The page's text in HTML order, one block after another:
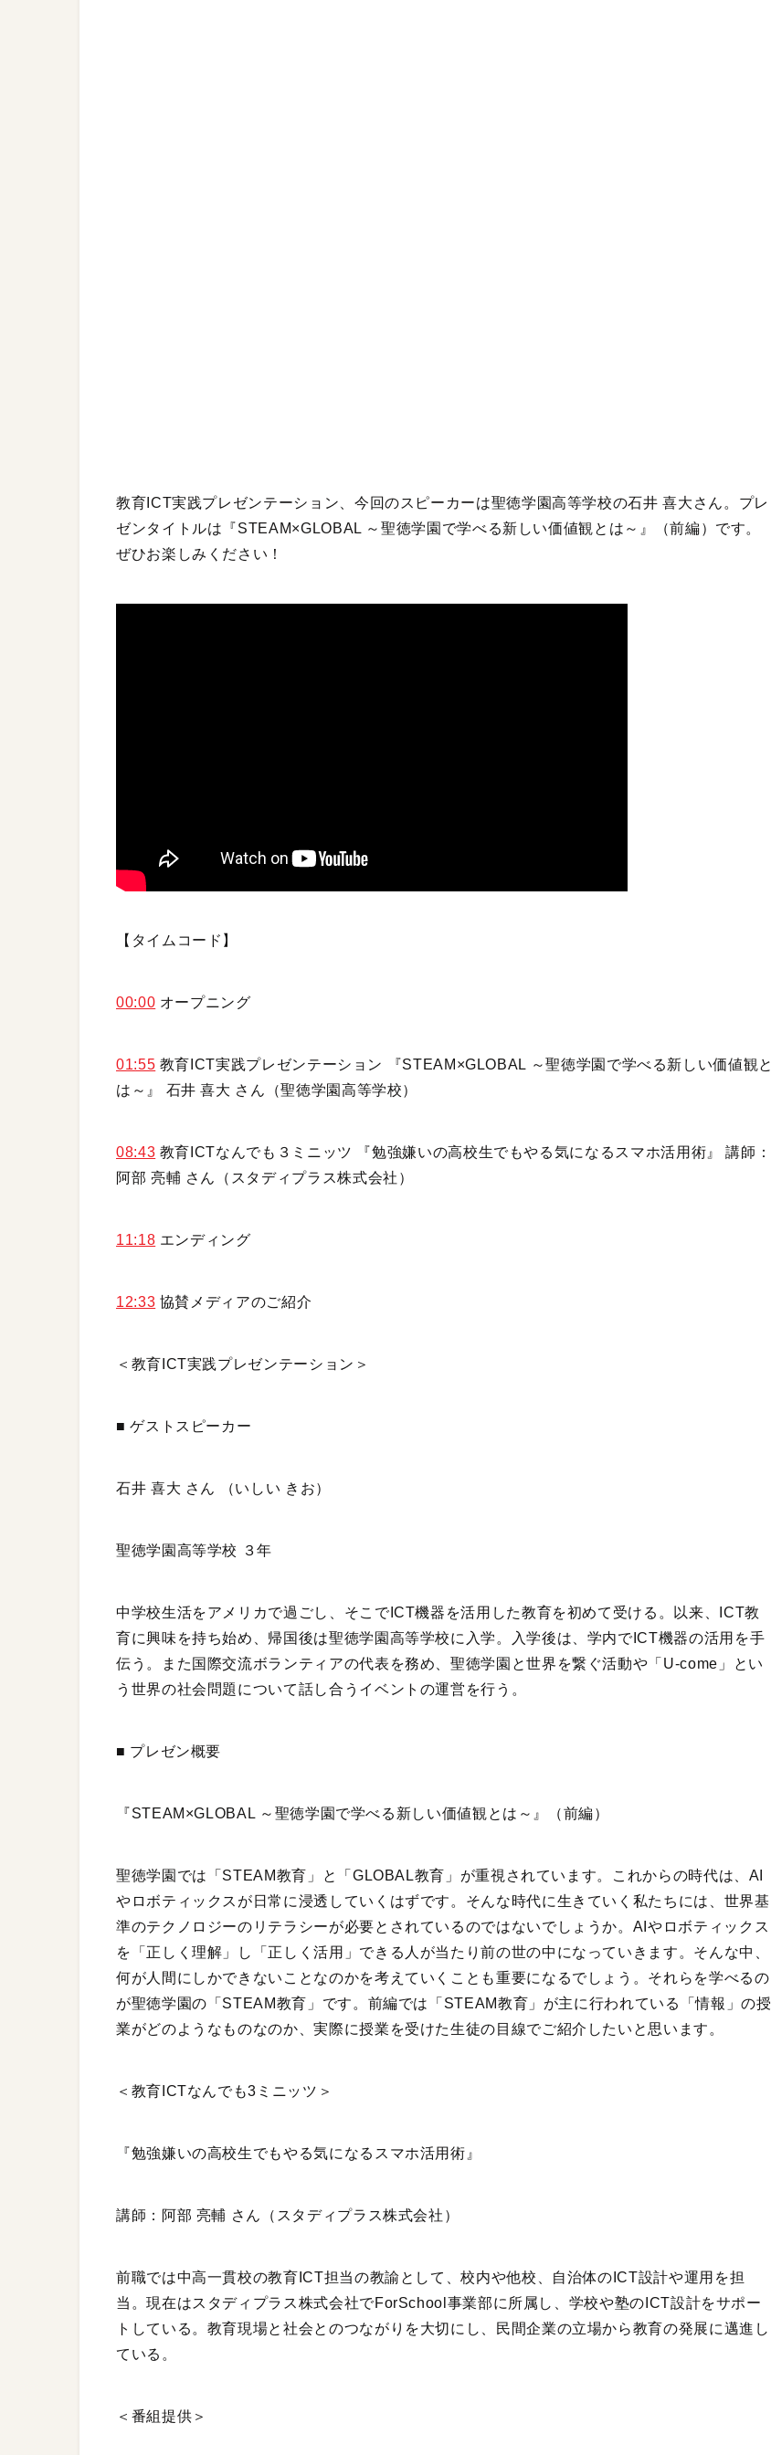
教育ICT実践プレゼンテーション、今回のスピーカーは聖徳学園高等学校の石井 喜大さん。プレ
ゼンタイトルは『STEAM×GLOBAL ～聖徳学園で学べる新しい価値観とは～』（前編）です。
ぜひお楽しみください！
【タイムコード】
00:00 オープニング
01:55 教育ICT実践プレゼンテーション 『STEAM×GLOBAL ～聖徳学園で学べる新しい価値観と
は～』 石井 喜大 さん（聖徳学園高等学校）
08:43 教育ICTなんでも３ミニッツ 『勉強嫌いの高校生でもやる気になるスマホ活用術』 講師：
阿部 亮輔 さん（スタディプラス株式会社）
11:18 エンディング
12:33 協賛メディアのご紹介
＜教育ICT実践プレゼンテーション＞
■ ゲストスピーカー
石井 喜大 さん （いしい きお）
聖徳学園高等学校 ３年
中学校生活をアメリカで過ごし、そこでICT機器を活用した教育を初めて受ける。以来、ICT教
育に興味を持ち始め、帰国後は聖徳学園高等学校に入学。入学後は、学内でICT機器の活用を手
伝う。また国際交流ボランティアの代表を務め、聖徳学園と世界を繋ぐ活動や「U-come」とい
う世界の社会問題について話し合うイベントの運営を行う。
■ プレゼン概要
『STEAM×GLOBAL ～聖徳学園で学べる新しい価値観とは～』（前編）
聖徳学園では「STEAM教育」と「GLOBAL教育」が重視されています。これからの時代は、AI
やロボティックスが日常に浸透していくはずです。そんな時代に生きていく私たちには、世界基
準のテクノロジーのリテラシーが必要とされているのではないでしょうか。AIやロボティックス
を「正しく理解」し「正しく活用」できる人が当たり前の世の中になっていきます。そんな中、
何が人間にしかできないことなのかを考えていくことも重要になるでしょう。それらを学べるの
が聖徳学園の「STEAM教育」です。前編では「STEAM教育」が主に行われている「情報」の授
業がどのようなものなのか、実際に授業を受けた生徒の目線でご紹介したいと思います。
＜教育ICTなんでも3ミニッツ＞
『勉強嫌いの高校生でもやる気になるスマホ活用術』
講師：阿部 亮輔 さん（スタディプラス株式会社）
前職では中高一貫校の教育ICT担当の教諭として、校内や他校、自治体のICT設計や運用を担
当。現在はスタディプラス株式会社でForSchool事業部に所属し、学校や塾のICT設計をサポー
トしている。教育現場と社会とのつながりを大切にし、民間企業の立場から教育の発展に邁進し
ている。
＜番組提供＞